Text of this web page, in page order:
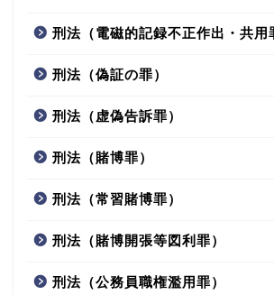
刑法（電磁的記録不正作出・共用
刑法（偽証の罪）
刑法（虚偽告訴罪）
刑法（賭博罪）
刑法（常習賭博罪）
刑法（賭博開張等図利罪）
刑法（公務員職権濫用罪）